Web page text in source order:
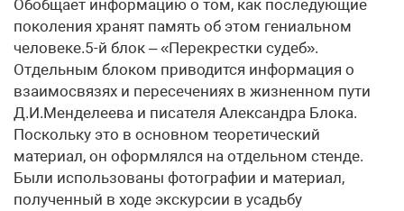
Обобщает информацию о том, как последующие
поколения хранят память об этом гениальном
человеке.5-й блок – «Перекрестки судеб».
Отдельным блоком приводится информация о
взаимосвязях и пересечениях в жизненном пути
Д.И.Менделеева и писателя Александра Блока.
Поскольку это в основном теоретический
материал, он оформлялся на отдельном стенде.
Были использованы фотографии и материал,
полученный в ходе экскурсии в усадьбу